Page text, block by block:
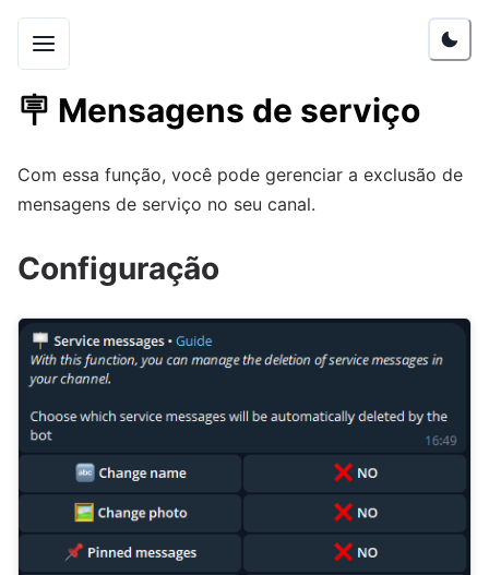
🪧 Mensagens de serviço
Com essa função, você pode gerenciar a exclusão de
mensagens de serviço no seu canal.
Configuração